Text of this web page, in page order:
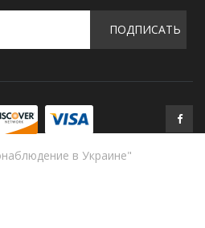
ПОДПИСАТЬ
в Украине"